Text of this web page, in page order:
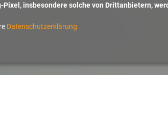
insbesondere solche von Drittanbietern,
Datenschutzerklärung